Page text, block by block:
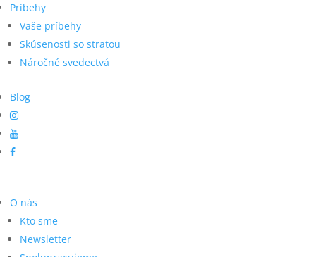
Príbehy
Vaše príbehy
Skúsenosti so stratou
Náročné svedectvá
Blog
O nás
Kto sme
Newsletter